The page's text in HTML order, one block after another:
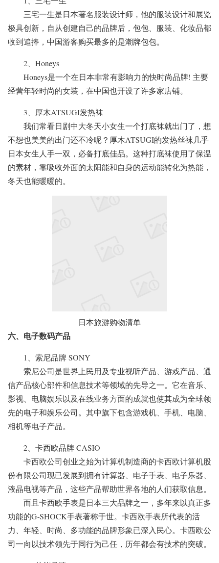
三宅一生是日本著名服装设计师，他的服装设计和展览
极具创新，自从创建自己的品牌后，包包、服装、化妆品都
收到追捧，中国游客购买最多的是潮牌包包。
2、Honeys
Honeys是一个在日本非常有影响力的快时尚品牌! 主要
经营年轻时尚的女装，在中国也开设了许多家店铺。
3、厚木ATSUGI发热袜
我们常看日剧中大冬天小女生一个打底袜就出门了，想
不想也美美的出门还不冷呢？厚木ATSUGI的发热丝袜几乎
日本女生人手一双，必备打底佳品。这种打底袜使用了保温
的素材，靠吸收外面的太阳能和自身的运动能转化为热能，
冬天也能暖暖的。
日本旅游购物清单
六、电子数码产品
1、索尼品牌 SONY
索尼公司是世界上民用及专业视听产品、游戏产品、通
信产品核心部件和信息技术等领域的先导之一。它在音乐、
影视、电脑娱乐以及在线业务方面的成就也使其成为全球领
先的电子和娱乐公司。其中旗下包含游戏机、手机、电脑、
相机等电子产品。
2、卡西欧品牌 CASIO
卡西欧公司创业之始为计算机制造商的卡西欧计算机股
份有限公司现已发展到拥有计算器、电子手表、电子乐器、
液晶电视等产品，这些产品帮助世界各地的人们获取信息。
而且卡西欧手表是日本三大品牌之一，多年来以真正多
功能的G-SHOCK手表著称于世。卡西欧手表所代表的活
力、年轻、时尚、多功能的品牌形象已深入民心。卡西欧公
司一向以技术领先于同行为己任，历年都会有技术的突破。